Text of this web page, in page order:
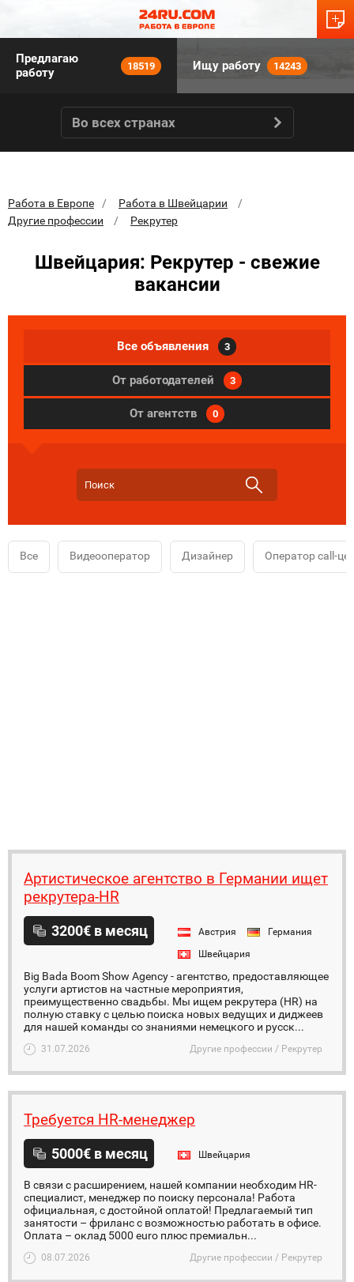
Предлагаю
работу
18519 Ищу работу 14243
Во всех странах
Работа в Европе
Работа в Швейцарии
Другие профессии
Рекрутер
Швейцария: Рекрутер - свежие
вакансии
Все объявления 3
От работодателей 3
От агентств 0
Все Видеооператор Дизайнер Оператор call-
Артистическое агентство в Германии ищет
рекрутера-HR
3200€ в месяц Австрия
Германия
Швейцария
Big Bada Boom Show Agency - агентство, предоставляющее
услуги артистов на частные мероприятия,
преимущественно свадьбы. Мы ищем рекрутера (HR) на
полную ставку с целью поиска новых ведущих и диджеев
для нашей команды со знаниями немецкого и русск...
31.07.2026 Другие профессии / Рекрутер
Требуется HR-менеджер
5000€ в месяц Швейцария
В связи с расширением, нашей компании необходим HR-
специалист, менеджер по поиску персонала! Работа
официальная, с достойной оплатой! Предлагаемый тип
занятости – фриланс с возможностью работать в офисе.
Оплата – оклад 5000 euro плюс премиальн...
08.07.2026 Другие профессии / Рекрутер